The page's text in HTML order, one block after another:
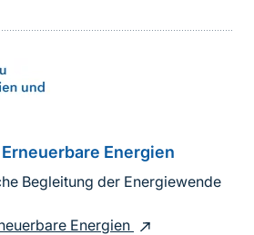
Energien
Begleitung der Energiewende
Energien